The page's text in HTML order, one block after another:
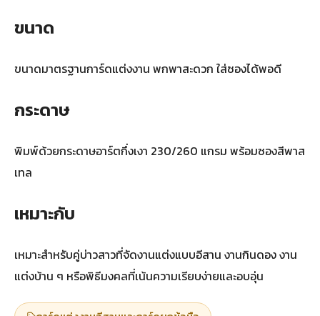
ขนาด
ขนาดมาตรฐานการ์ดแต่งงาน พกพาสะดวก ใส่ซองได้พอดี
กระดาษ
พิมพ์ด้วยกระดาษอาร์ตกึ่งเงา 230/260 แกรม พร้อมซองสีพาส
เทล
เหมาะกับ
เหมาะสำหรับคู่บ่าวสาวที่จัดงานแต่งแบบอีสาน งานกินดอง งาน
แต่งบ้าน ๆ หรือพิธีมงคลที่เน้นความเรียบง่ายและอบอุ่น